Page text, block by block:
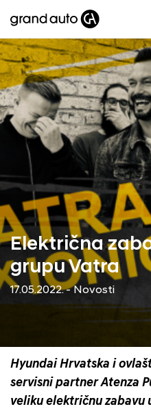
Električna
grupu Vatra
17.05.2022. - Novosti
Hyundai Hrvatska i
servisni partner Atenza
veliku električnu zabavu